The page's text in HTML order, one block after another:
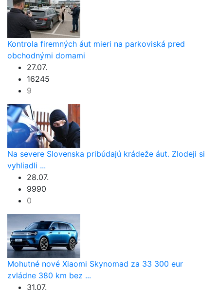
Kontrola firemných áut mieri na parkoviská pred
obchodnými domami
27.07.
16245
9
Na severe Slovenska pribúdajú krádeže áut. Zlodeji si
vyhliadli ...
28.07.
9990
0
Mohutné nové Xiaomi Skynomad za 33 300 eur
zvládne 380 km bez ...
31.07.